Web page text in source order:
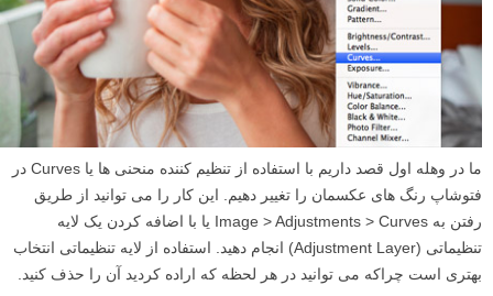
ما در وهله اول قصد داریم با استفاده از تنظیم کننده منحنی ها یا Curves در
فتوشاپ رنگ های عکسمان را تغییر دهیم. این کار را می توانید از طریق
رفتن به Image > Adjustments > Curves یا با اضافه کردن یک لایه
تنظیماتی (Adjustment Layer) انجام دهید. استفاده از لایه تنظیماتی انتخاب
بهتری است چراکه می توانید در هر لحظه که اراده کردید آن را حذف کنید.